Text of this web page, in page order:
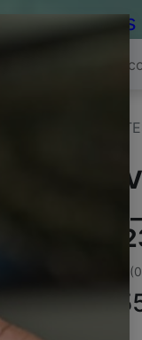
de
Se
LG 60PV250
LG
Offre :